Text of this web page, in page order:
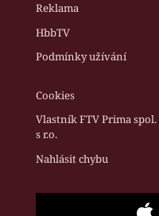
Reklama
HbbTV
Podmínky užívání
Cookies
Vlastník FTV Prima spol.
s r.o.
Nahlásit chybu